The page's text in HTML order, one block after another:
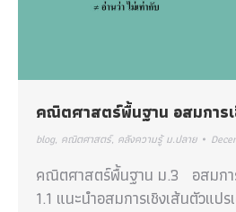
คณิตศาสตร์พื้นฐาน อสมการเ
blog, คณิตศาสตร์, คลังความรู้ ม.ปลาย
คณิตศาสตร์พื้นฐาน ม.3 อสมการ
1.1 แนะนำอสมการเชิงเส้นตัวแปร